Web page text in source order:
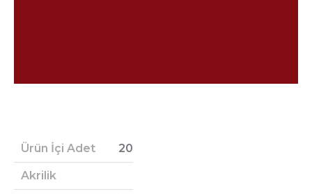
Ürün İçi Adet 20
Akrilik